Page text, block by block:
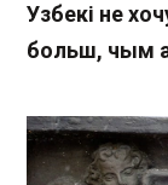
Узбекі не
больш, чым